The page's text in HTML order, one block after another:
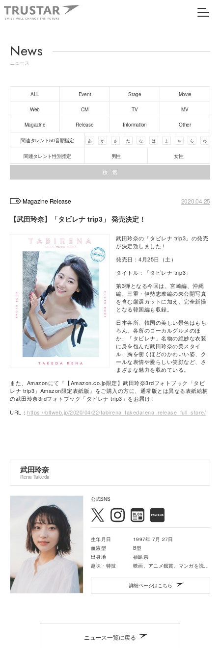
News
ニュース
ALL Event Stage Movie
Web CM TV MV
Magazine Release Information Other
関連タレント50音順指定 あ か さ た な は ま や ら わ
関連タレント性別指定 男性 女性
Magazine Release 2020.04.25
【武田玲奈】「タビレナ trip3」 発売決定！
武田玲奈の「タビレナ trip3」の発売
が決定致しました！
発売日：4月25日（土）
タイトル：「タビレナ trip3」
第3弾となる今回は、宮崎編、沖縄
編、三重・伊勢志摩編の未公開写真
を含む厳選カットに加え、完全新撮
となる韓国編も収録。
日本各所、韓国の美しい景色はもち
ろん、各所のローカルグルメのほ
か、「タビレナ」名物の絶妙な衣装
に身を包んだ武田玲奈の美スタイ
ル、胸を衝くほどのかわいい姿、ク
ールな表情や愛らしい笑顔など、さ
まざまな魅力を収めている。
また、Amazonにて『【Amazon.co.jp限定】武田玲奈3rdフォトブック「タビ
レナ trip3」Amazon限定表紙版』をご購入の方に、通常版とは異なる表紙絵柄
の武田玲奈3rdフォトブック「タビレナ trip3」をお届け！
URL： https://bltweb.jp/2020/04/22/tabirena_takedarena_release_full_store/
武田玲奈
Rena Takeda
公式SNS
生年月日
1997年 7月 27日
血液型
B型
出身地
福島県
趣味・特技
映画、アニメ鑑賞、マンガを読むこと
詳細ページはこちら
ニュース一覧に戻る